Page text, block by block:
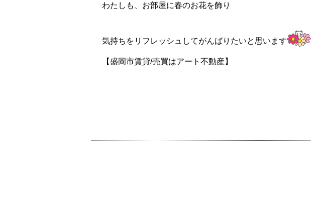
わたしも、お部屋に春のお花を飾り
気持ちをリフレッシュしてがんばりたいと思います
【盛岡市賃貸/売買はアート不動産】